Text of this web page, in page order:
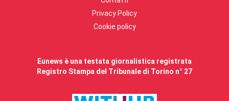
Privacy Policy
Cookie policy
Eunews è una testata giornalistica registrata
Registro Stampa del Tribunale di Torino n° 27